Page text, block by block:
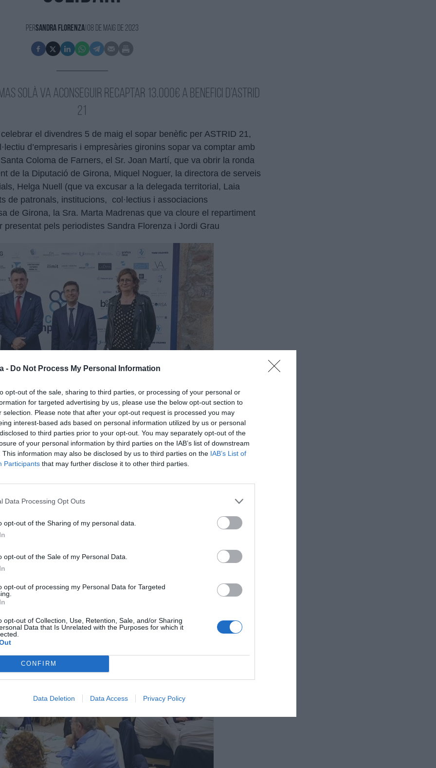
- Do Not Process My Personal Information
opt-out of the sale, sharing to third parties, or processing of your personal or
for targeted advertising by us, please use the below opt-out section to
selection. Please note that after your opt-out request is processed you may
interest-based ads based on personal information utilized by us or personal
to third parties prior to your opt-out. You may separately opt-out of the
of your personal information by third parties on the IAB’s list of downstream
This information may also be disclosed by us to third parties on the IAB’s List of
Participants that may further disclose it to other third parties.
Data Processing Opt Outs
opt-out of the Sharing of my personal data.
opt-out of the Sale of my Personal Data.
opt-out of processing my Personal Data for Targeted
opt-out of Collection, Use, Retention, Sale, and/or Sharing
Data that Is Unrelated with the Purposes for which it
CONFIRM
Data Deletion Data Access Privacy Policy
PerSandra Florenza| 08 de Maig de 2023
Solà va aconseguir recaptar 13.000€ a benefici d’ASTRID
21
el divendres 5 de maig el sopar benèfic per ASTRID 21,
d’empresaris i empresàries gironins sopar va comptar amb
Santa Coloma de Farners, el Sr. Joan Martí, que va obrir la ronda
de la Diputació de Girona, Miquel Noguer, la directora de serveis
Helga Nuell (que va excusar a la delegada territorial, Laia
de patronals, institucions, col·lectius i associacions
de Girona, la Sra. Marta Madrenas que va cloure el repartiment
presentat pels periodistes Sandra Florenza i Jordi Grau
Sopar solidari Cercle d'empresaris
amenitzat per la veu d’en Gerard Solano, vam poder gaudir de
a càrrec dels dos Grups de ballarins de Dansa de la
a la part empresarial on es van entregar tres guardons a
se’ls hi va reconèixer la seva trajectòria professional. Els
Trias, per a la sevaTrajectòria
, i el va recollir la seva CEO,
Pons, en reconeixement al
i a Liderou Callís, per
i el va recollir la responsable de comunicació i relacions